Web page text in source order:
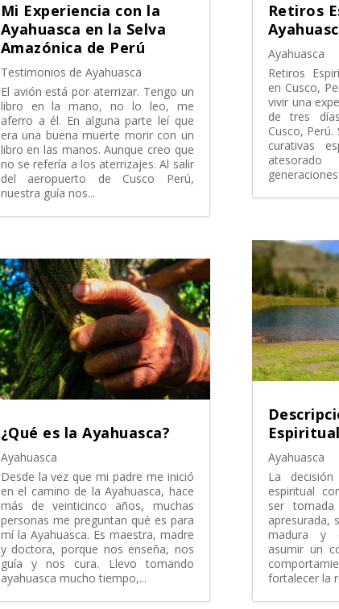
Mi Experiencia con la
Ayahuasca en la Selva
Amazónica de Perú
Testimonios de Ayahuasca
El avión está por aterrizar. Tengo un
libro en la mano, no lo leo, me
aferro a él. En alguna parte leí que
era una buena muerte morir con un
libro en las manos. Aunque creo que
no se refería a los aterrizajes. Al salir
del aeropuerto de Cusco Perú,
nuestra guía nos...
¿Qué es la Ayahuasca?
Ayahuasca
Desde la vez que mi padre me inició
en el camino de la Ayahuasca, hace
más de veinticinco años, muchas
personas me preguntan qué es para
mí la Ayahuasca. Es maestra, madre
y doctora, porque nos enseña, nos
guía y nos cura. Llevo tomando
ayahuasca mucho tiempo,...
Retiros
Ayahuasca
Retiros
en Cusco,
vivir una
de tres
Cusco,
curativas
Ayahuasca
La
espiritual
ser
apresurada,
madura y
asumir un
fortalecer la